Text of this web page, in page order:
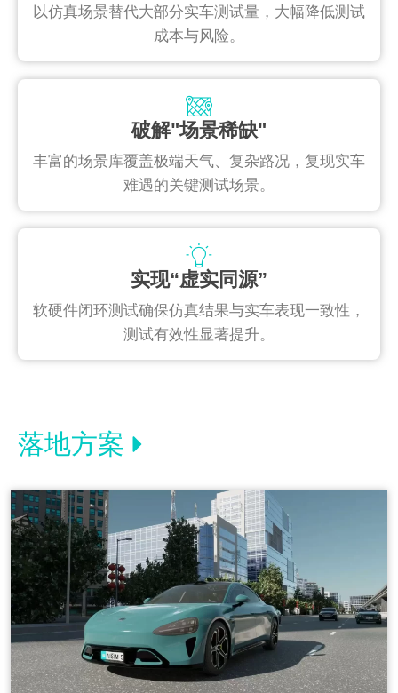
以仿真场景替代大部分实车测试量，大幅降低测试
成本与风险。
破解"场景稀缺"
丰富的场景库覆盖极端天气、复杂路况，复现实车
难遇的关键测试场景。
实现“虚实同源”
软硬件闭环测试确保仿真结果与实车表现一致性，
测试有效性显著提升。
落地方案